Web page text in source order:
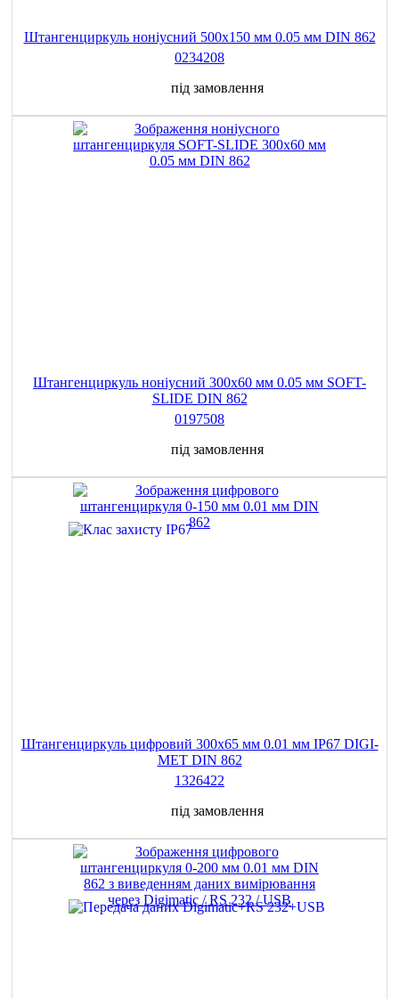
Штангенциркуль ноніусний 500x150 мм 0.05 мм DIN 862
0234208
під замовлення
Штангенциркуль ноніусний 300x60 мм 0.05 мм SOFT-
SLIDE DIN 862
0197508
під замовлення
Штангенциркуль цифровий 300х65 мм 0.01 мм IP67 DIGI-
MET DIN 862
1326422
під замовлення